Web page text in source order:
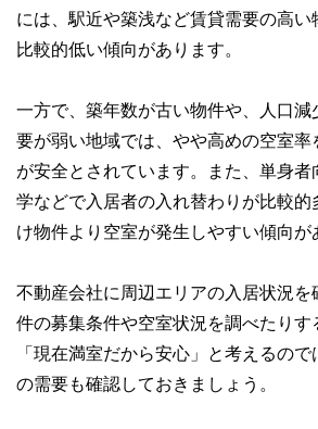
には、駅近や築浅など賃貸需要の高
比較的低い傾向があります。
一方で、築年数が古い物件や、人口減
要が弱い地域では、やや高めの空室率
が安全とされています。また、単身者
学などで入居者の入れ替わりが比較的
け物件より空室が発生しやすい傾向が
不動産会社に周辺エリアの入居状況を
件の募集条件や空室状況を調べたりす
「現在満室だから安心」と考えるの
の需要も確認しておきましょう。